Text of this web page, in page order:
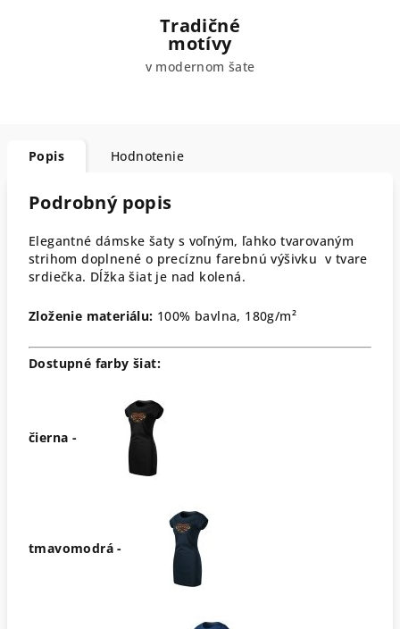
Tradičné
motívy
v modernom šate
Popis Hodnotenie
Podrobný popis
Elegantné dámske šaty s voľným, ľahko tvarovaným
strihom doplnené o precíznu farebnú výšivku v tvare
srdiečka. Dĺžka šiat je nad kolená.
Zloženie materiálu: 100% bavlna, 180g/m²
Dostupné farby šiat:
čierna -
tmavomodrá -